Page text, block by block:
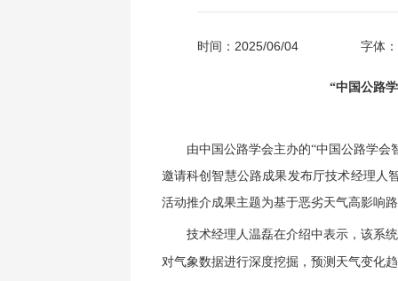
时间：2025/06/04 字体
“中国公路
由中国公路学会主办的“中国公路学
邀请科创智慧公路成果发布厅技术经理人
活动推介成果主题为基于恶劣天气高影响
技术经理人温磊在介绍中表示，该系
对气象数据进行深度挖掘，预测天气变化